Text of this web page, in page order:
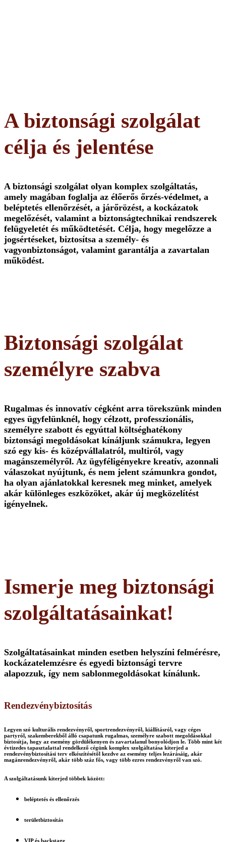
A biztonsági szolgálat
célja és jelentése
A biztonsági szolgálat olyan komplex szolgáltatás,
amely magában foglalja az élőerős őrzés-védelmet, a
beléptetés ellenőrzését, a járőrözést, a kockázatok
megelőzését, valamint a biztonságtechnikai rendszerek
felügyeletét és működtetését. Célja, hogy megelőzze a
jogsértéseket, biztosítsa a személy- és
vagyonbiztonságot, valamint garantálja a zavartalan
működést.
Biztonsági szolgálat
személyre szabva
Rugalmas és innovatív cégként arra törekszünk minden
egyes ügyfelünknél, hogy célzott, professzionális,
személyre szabott és egyúttal költséghatékony
biztonsági megoldásokat kínáljunk számukra, legyen
szó egy kis- és középvállalatról, multiról, vagy
magánszemélyről. Az ügyféligényekre kreatív, azonnali
válaszokat nyújtunk, és nem jelent számunkra gondot,
ha olyan ajánlatokkal keresnek meg minket, amelyek
akár különleges eszközöket, akár új megközelítést
igényelnek.
Ismerje meg biztonsági
szolgáltatásainkat!
Szolgáltatásainkat minden esetben helyszíni felmérésre,
kockázatelemzésre és egyedi biztonsági tervre
alapozzuk, így nem sablonmegoldásokat kínálunk.
Rendezvénybiztosítás
Legyen szó kulturális rendezvényről, sportrendezvényről, kiállításról, vagy céges
partyról, szakemberekből álló csapatunk rugalmas, személyre szabott megoldásokkal
biztosítja, hogy az esemény gördülékenyen és zavartalanul bonyolódjon le. Több mint két
évtizedes tapasztalattal rendelkező cégünk komplex szolgáltatása kiterjed a
rendezvénybiztosítási terv elkészítésétől kezdve az esemény teljes lezárásáig, akár
magánrendezvényről, akár több száz fős, vagy több ezres rendezvényről van szó.
A szolgáltatásunk kiterjed többek között:
beléptetés és ellenőrzés
területbiztosítás
VIP és backstage